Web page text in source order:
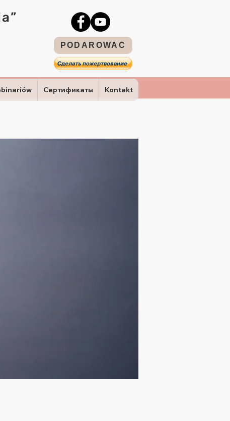
PODAROWAĆ
Сертификаты Kontakt